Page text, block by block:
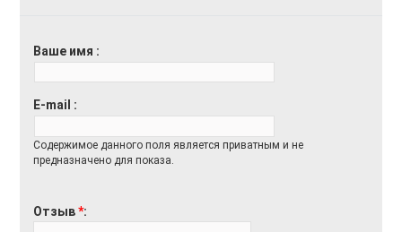
Ваше имя
E-mail
Содержимое данного поля является приватным и не
предназначено для показа.
Отзыв*